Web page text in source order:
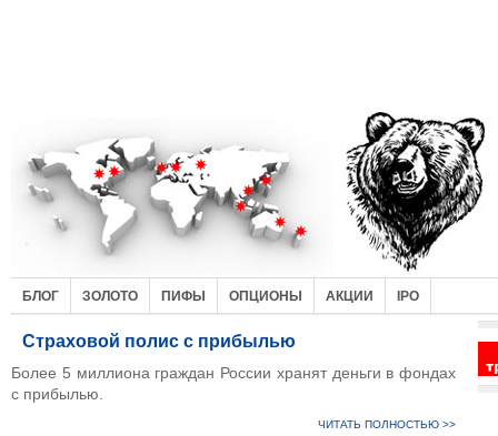
БЛОГ ЗОЛОТО ПИФЫ ОПЦИОНЫ АКЦИИ IPO
Страховой полис с прибылью
Более 5 миллиона граждан России хранят деньги в фондах
с прибылью.
ЧИТАТЬ ПОЛНОСТЬЮ >>